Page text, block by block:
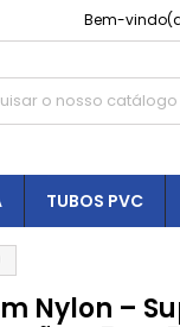
Bem-
TUBOS PVC
Nylon –